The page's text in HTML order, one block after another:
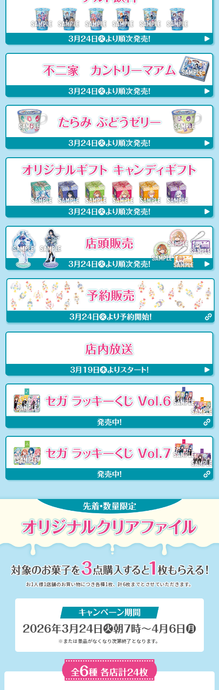
お1人様1店舗のお買い物につき各種1枚、計6枚までとさせていただきます。
※または景品がなくなり次第終了となります。